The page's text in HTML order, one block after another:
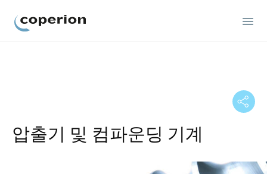
압출기 및 컴파운딩 기계